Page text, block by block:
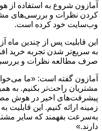
آمازون شروع به استفاده
کردن نظرات و بررسی‌های
وب‌سایت خود کرده است.
این قابلیت پس از چندین
به سریع‌تر شدن تجربه خرید
صرف مطالعه نظرات و
آمازون گفته است: «ما
مشتریان راحت‌تر بکنیم. به
پیشرفت‌های اخیر در هوش
زمینه ارائه کنیم. این قابلیت
به‌سرعت بفهمند که سایر
دارند.»